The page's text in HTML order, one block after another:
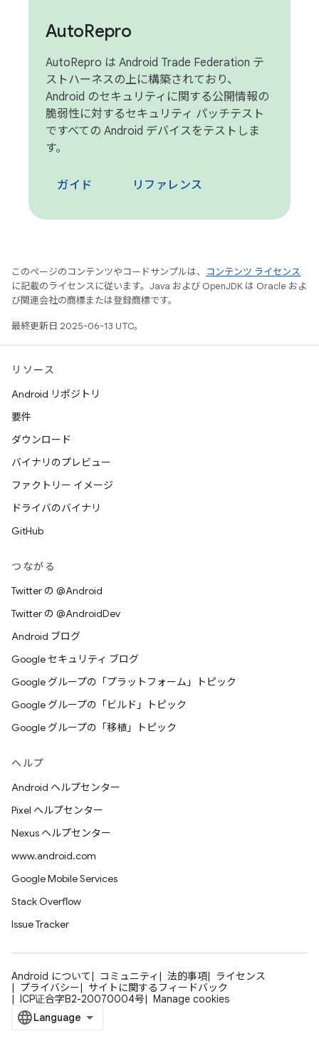
AutoRepro
AutoRepro は Android Trade Federation テ
ストハーネスの上に構築されており、
Android のセキュリティに関する公開情報の
脆弱性に対するセキュリティ パッチテスト
ですべての Android デバイスをテストしま
す。
ガイド リファレンス
このページのコンテンツやコードサンプルは、
コンテンツ ライセンス
に記載のライセンスに従います。Java および OpenJDK は Oracle およ
び関連会社の商標または登録商標です。
最終更新日 2025-06-13 UTC。
リソース
Android リポジトリ
要件
ダウンロード
バイナリのプレビュー
ファクトリー イメージ
ドライバのバイナリ
GitHub
つながる
Twitter の @Android
Twitter の @AndroidDev
Android ブログ
Google セキュリティ ブログ
Google グループの「プラットフォーム」トピック
Google グループの「ビルド」トピック
Google グループの「移植」トピック
ヘルプ
Android ヘルプセンター
Pixel ヘルプセンター
Nexus ヘルプセンター
www.android.com
Google Mobile Services
Stack Overflow
Issue Tracker
Android について コミュニティ 法的事項
ライセンス
プライバシー
サイトに関するフィードバック
ICP证合字B2-20070004号
Manage cookies